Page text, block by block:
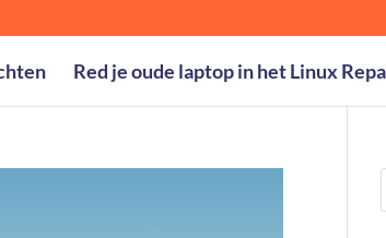
Red je oude laptop in het Linux